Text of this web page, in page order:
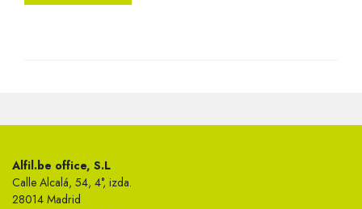
Alfil.be office, S.L
Calle Alcalá, 54, 4°, izda.
28014 Madrid